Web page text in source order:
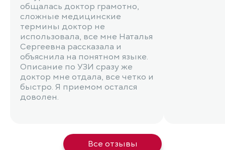
Все отзывы
общалась доктор грамотно,
сложные медицинские
термины доктор не
использовала, все мне Наталья
Сергеевна рассказала и
объяснила на понятном языке.
Описание по УЗИ сразу же
доктор мне отдала, все четко и
быстро. Я приемом остался
доволен.